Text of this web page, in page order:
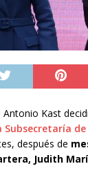
Antonio Kast
Subsecretaría
después de
Judith